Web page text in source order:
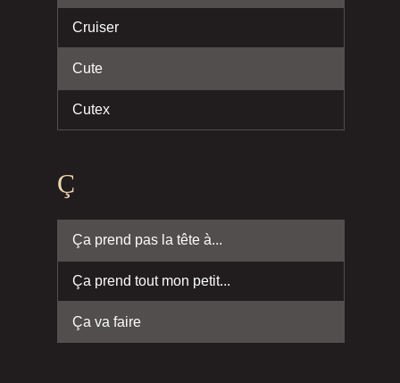
Cruiser
Cute
Cutex
Ç
Ça prend pas la tête à...
Ça prend tout mon petit...
Ça va faire